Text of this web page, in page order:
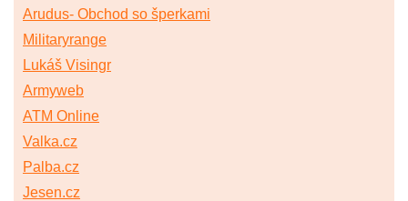
Arudus- Obchod so šperkami
Militaryrange
Lukáš Visingr
Armyweb
ATM Online
Valka.cz
Palba.cz
Jesen.cz